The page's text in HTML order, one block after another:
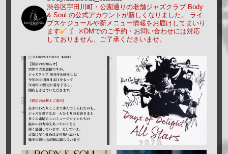
渋谷区宇田川町・公園通りの老舗ジャズクラブ Body
& Soul の公式アカウントが新しくなりました。
ライ
ブスケジュールや新メニュー情報をお届けしてまいり
ます
※DMでのご予約・お問い合わせには対応
しておりません。ご了承くださいませ。